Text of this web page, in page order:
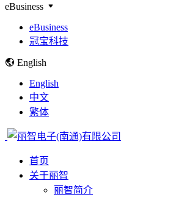
eBusiness
eBusiness
冠宝科技
English
English
中文
繁体
首页
关于丽智
丽智简介